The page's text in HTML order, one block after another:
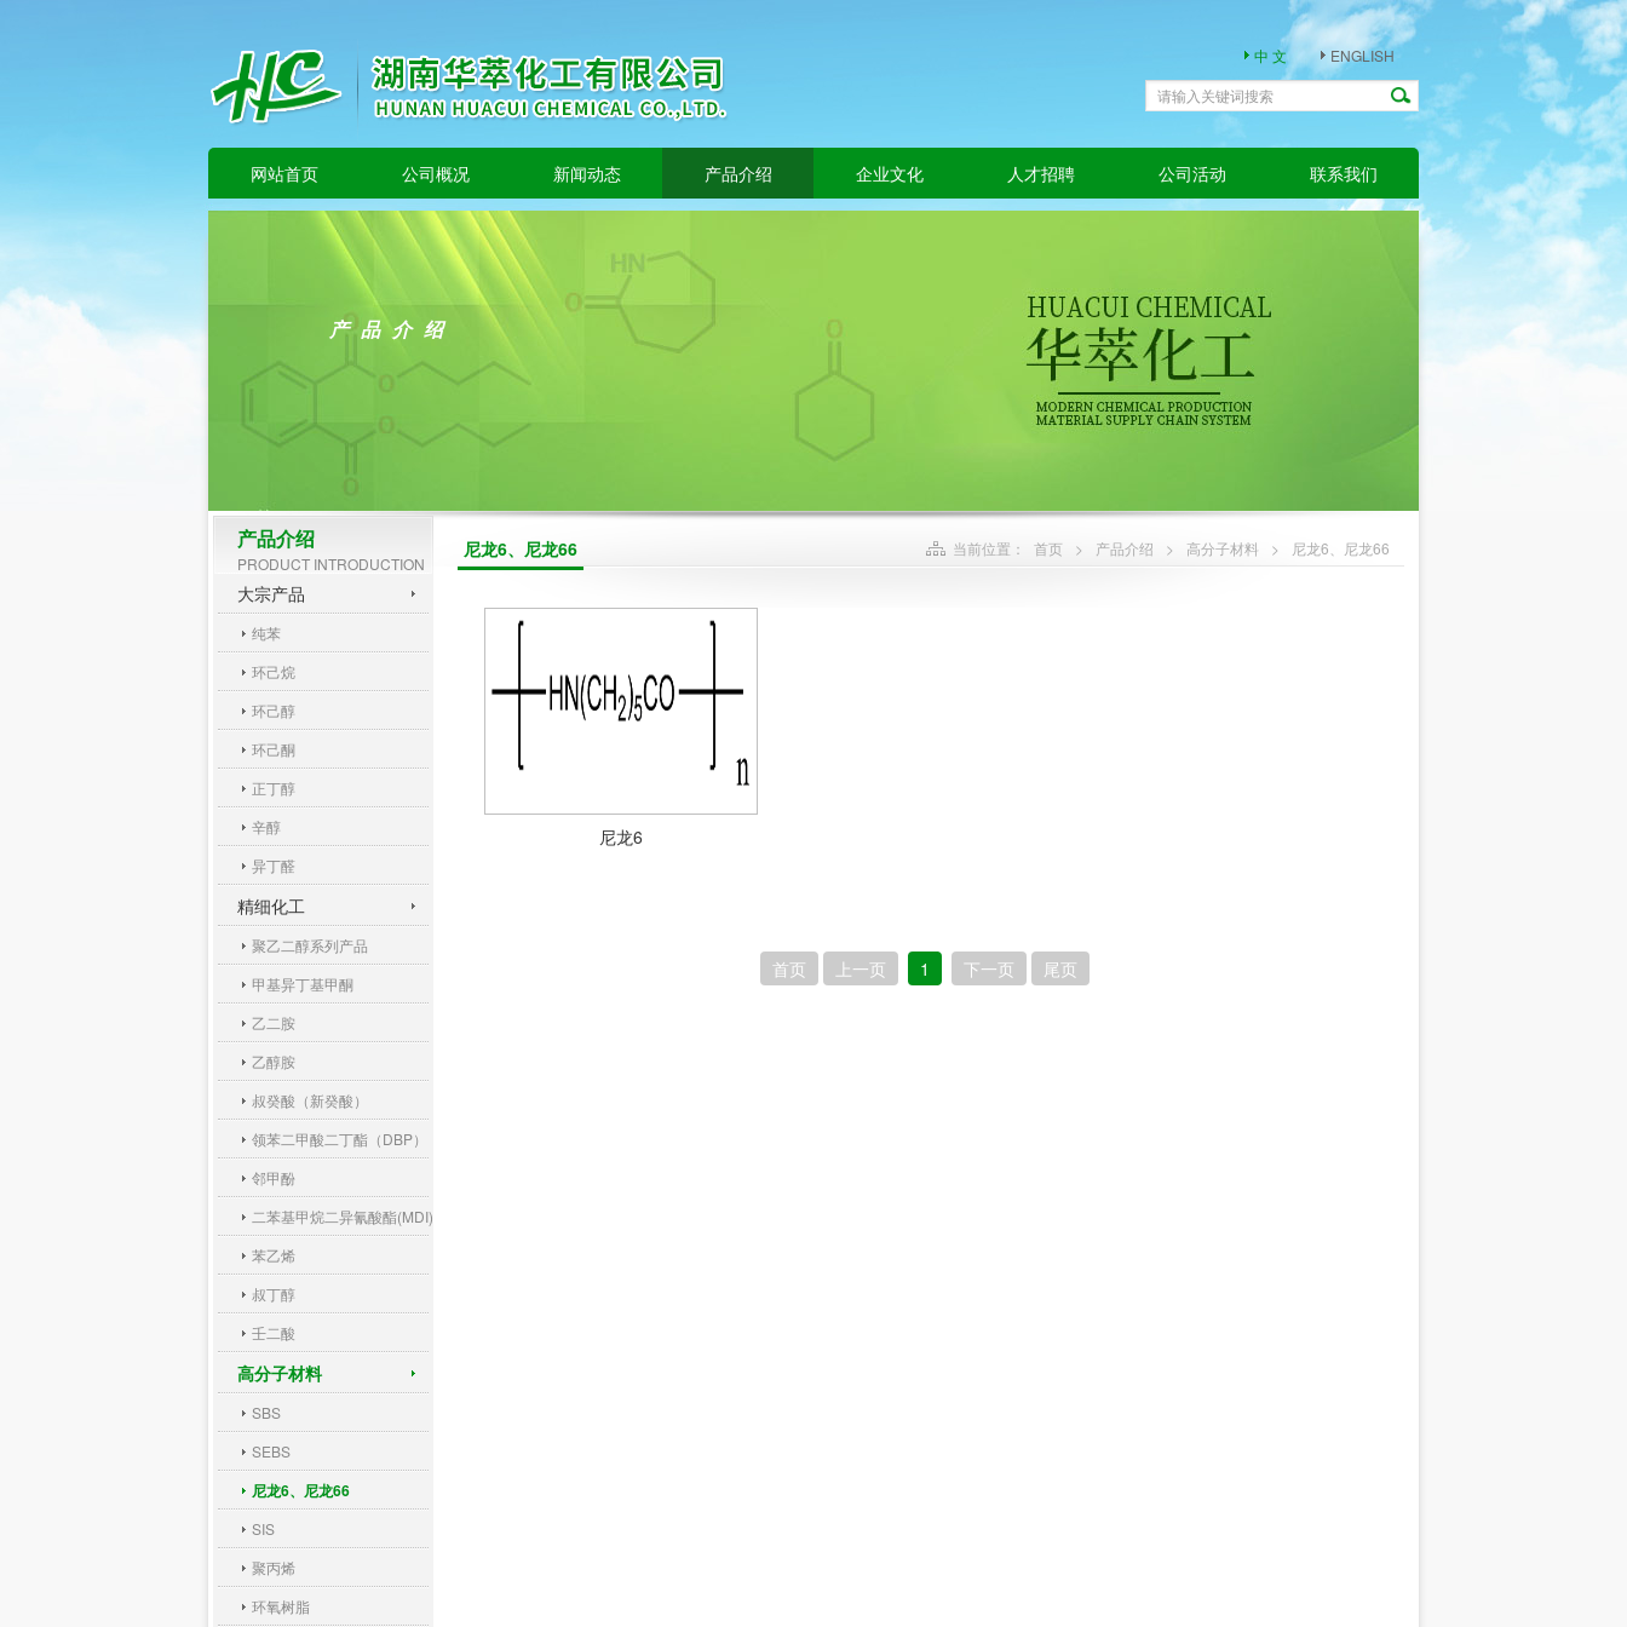
中 文 ENGLISH
网站首页 公司概况 新闻动态 产品介绍 企业文化 人才招聘 公司活动 联系我们
产品介绍
产品介绍
PRODUCT INTRODUCTION
大宗产品
纯苯
环己烷
环己醇
环己酮
正丁醇
辛醇
异丁醛
精细化工
聚乙二醇系列产品
甲基异丁基甲酮
乙二胺
乙醇胺
叔癸酸（新癸酸）
领苯二甲酸二丁酯（DBP）
邻甲酚
二苯基甲烷二异氰酸酯(MDI)
苯乙烯
叔丁醇
壬二酸
高分子材料
SBS
SEBS
尼龙6、尼龙66
SIS
聚丙烯
环氧树脂
尼龙6、尼龙66 当前位置： 首页 > 产品介绍 > 高分子材料 > 尼龙6、尼龙66
尼龙6
首页 上一页 1 下一页 尾页